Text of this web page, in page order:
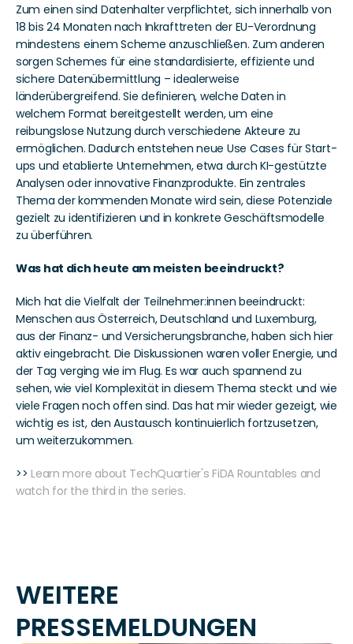
Zum einen sind Datenhalter verpflichtet, sich innerhalb von
18 bis 24 Monaten nach Inkrafttreten der EU-Verordnung
mindestens einem Scheme anzuschließen. Zum anderen
sorgen Schemes für eine standardisierte, effiziente und
sichere Datenübermittlung – idealerweise
länderübergreifend. Sie definieren, welche Daten in
welchem Format bereitgestellt werden, um eine
reibungslose Nutzung durch verschiedene Akteure zu
ermöglichen. Dadurch entstehen neue Use Cases für Start-
ups und etablierte Unternehmen, etwa durch KI-gestützte
Analysen oder innovative Finanzprodukte. Ein zentrales
Thema der kommenden Monate wird sein, diese Potenziale
gezielt zu identifizieren und in konkrete Geschäftsmodelle
zu überführen.
Was hat dich heute am meisten beeindruckt?
Mich hat die Vielfalt der Teilnehmer:innen beeindruckt:
Menschen aus Österreich, Deutschland und Luxemburg,
aus der Finanz- und Versicherungsbranche, haben sich hier
aktiv eingebracht. Die Diskussionen waren voller Energie, und
der Tag verging wie im Flug. Es war auch spannend zu
sehen, wie viel Komplexität in diesem Thema steckt und wie
viele Fragen noch offen sind. Das hat mir wieder gezeigt, wie
wichtig es ist, den Austausch kontinuierlich fortzusetzen,
um weiterzukommen.
>> Learn more about TechQuartier's FiDA Rountables and
watch for the third in the series.
WEITERE
PRESSEMELDUNGEN